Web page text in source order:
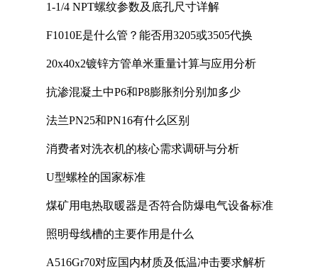
1-1/4 NPT螺纹参数及底孔尺寸详解
F1010E是什么管？能否用3205或3505代换
20x40x2镀锌方管单米重量计算与应用分析
抗渗混凝土中P6和P8膨胀剂分别加多少
法兰PN25和PN16有什么区别
消费者对洗衣机的核心需求调研与分析
U型螺栓的国家标准
煤矿用电热取暖器是否符合防爆电气设备标准
照明母线槽的主要作用是什么
A516Gr70对应国内材质及低温冲击要求解析